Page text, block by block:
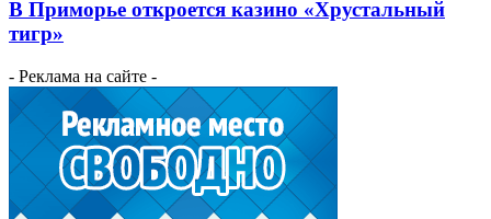
В Приморье откроется казино «Хрустальный
тигр»
- Реклама на сайте -